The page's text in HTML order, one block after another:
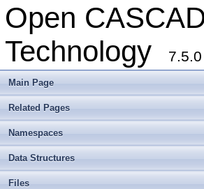
Open
Technology
7.5.0
Main Page
Related Pages
Namespaces
Data Structures
Files